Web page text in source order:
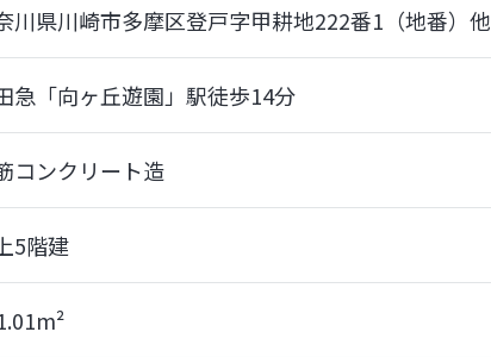
川県川崎市多摩区登戸字甲耕地222番1（地番）他
急「向ヶ丘遊園」駅徒歩14分
コンクリート造
5階建